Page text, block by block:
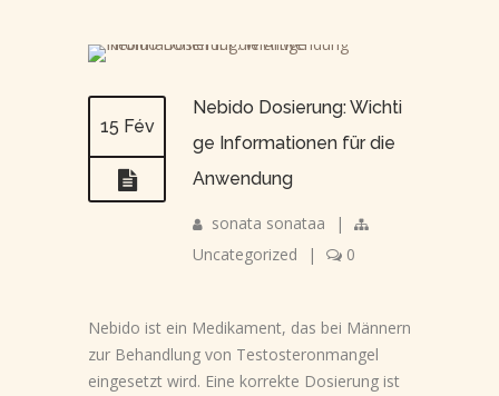
15 Fév
Nebido Dosierung: Wichti
ge Informationen für die
Anwendung
sonata sonataa
|
Uncategorized
| 0
Nebido ist ein Medikament, das bei Männern
zur Behandlung von Testosteronmangel
eingesetzt wird. Eine korrekte Dosierung ist